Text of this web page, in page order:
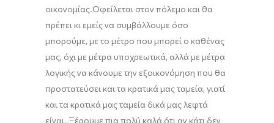
οικονομίας.Οφείλεται στον πόλεμο και θα
πρέπει κι εμείς να συμβάλλουμε όσο
μπορούμε, με το μέτρο που μπορεί ο καθένας
μας, όχι με μέτρα υποχρεωτικά, αλλά με μέτρα
λογικής να κάνουμε την εξοικονόμηση που θα
προστατεύσει και τα κρατικά μας ταμεία, γιατί
και τα κρατικά μας ταμεία δικά μας λεφτά
είναι. Ξέρουμε πια πολύ καλά ότι αν κάτι δεν